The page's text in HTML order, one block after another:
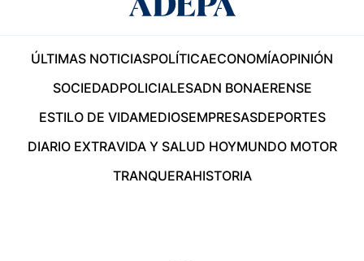
ÚLTIMAS NOTICIASPOLÍTICAECONOMÍAOPINIÓN
SOCIEDADPOLICIALESADN BONAERENSE
ESTILO DE VIDAMEDIOSEMPRESASDEPORTES
DIARIO EXTRAVIDA Y SALUD HOYMUNDO MOTOR
TRANQUERAHISTORIA